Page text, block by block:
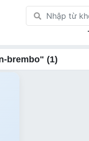
brembo" (1)